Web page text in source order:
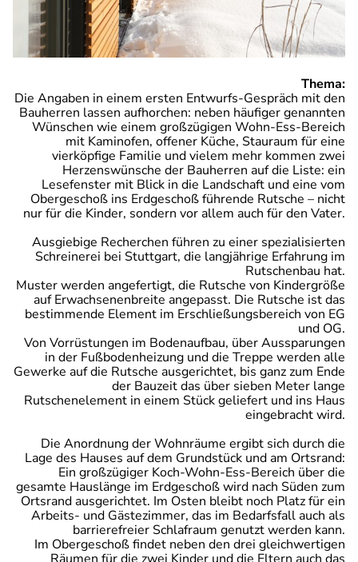
Thema:
Die Angaben in einem ersten Entwurfs-Gespräch mit den
Bauherren lassen aufhorchen: neben häufiger genannten
Wünschen wie einem großzügigen Wohn-Ess-Bereich
mit Kaminofen, offener Küche, Stauraum für eine
vierköpfige Familie und vielem mehr kommen zwei
Herzenswünsche der Bauherren auf die Liste: ein
Lesefenster mit Blick in die Landschaft und eine vom
Obergeschoß ins Erdgeschoß führende Rutsche – nicht
nur für die Kinder, sondern vor allem auch für den Vater.
Ausgiebige Recherchen führen zu einer spezialisierten
Schreinerei bei Stuttgart, die langjährige Erfahrung im
Rutschenbau hat.
Muster werden angefertigt, die Rutsche von Kindergröße
auf Erwachsenenbreite angepasst. Die Rutsche ist das
bestimmende Element im Erschließungsbereich von EG
und OG.
Von Vorrüstungen im Bodenaufbau, über Aussparungen
in der Fußbodenheizung und die Treppe werden alle
Gewerke auf die Rutsche ausgerichtet, bis ganz zum Ende
der Bauzeit das über sieben Meter lange
Rutschenelement in einem Stück geliefert und ins Haus
eingebracht wird.
Die Anordnung der Wohnräume ergibt sich durch die
Lage des Hauses auf dem Grundstück und am Ortsrand:
Ein großzügiger Koch-Wohn-Ess-Bereich über die
gesamte Hauslänge im Erdgeschoß wird nach Süden zum
Ortsrand ausgerichtet. Im Osten bleibt noch Platz für ein
Arbeits- und Gästezimmer, das im Bedarfsfall auch als
barrierefreier Schlafraum genutzt werden kann.
Im Obergeschoß findet neben den drei gleichwertigen